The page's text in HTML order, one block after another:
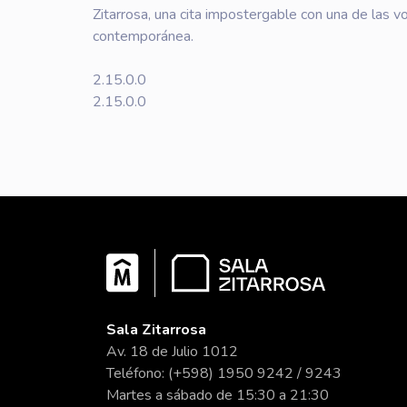
Zitarrosa, una cita impostergable con una de las
contemporánea.
2.15.0.0
2.15.0.0
Sala Zitarrosa
Av. 18 de Julio 1012
Teléfono: (+598) 1950 9242 / 9243
Martes a sábado de 15:30 a 21:30